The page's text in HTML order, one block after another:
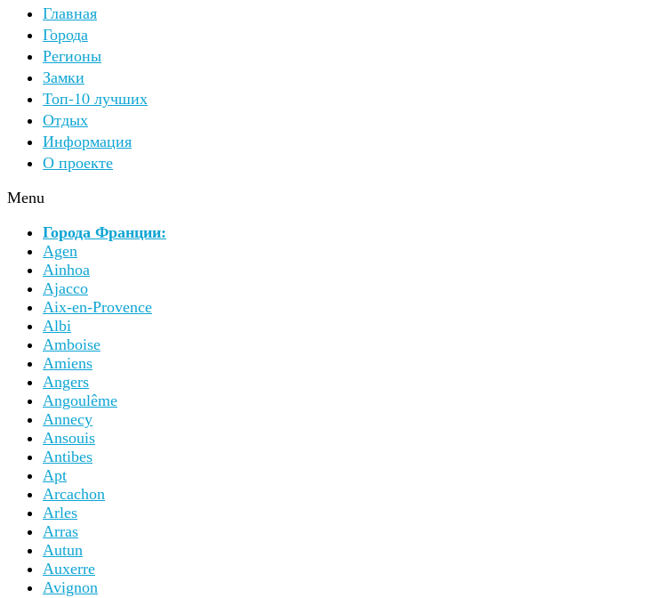
Главная
Города
Регионы
Замки
Топ-10 лучших
Отдых
Информация
О проекте
Menu
Города Франции:
Agen
Ainhoa
Ajacco
Aix-en-Provence
Albi
Amboise
Amiens
Angers
Angoulême
Annecy
Ansouis
Antibes
Apt
Arcachon
Arles
Arras
Autun
Auxerre
Avignon